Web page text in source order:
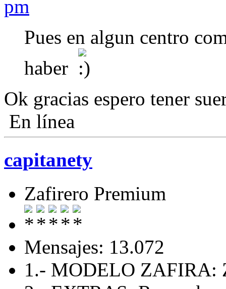
pm
Pues en algun centro
haber
Ok gracias espero tener
En línea
capitanety
Zafirero Premium
Mensajes: 13.072
1.- MODELO ZAFIRA: